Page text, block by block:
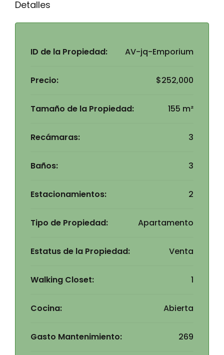
Detalles
ID de la Propiedad: AV-jq-Emporium
Precio: $252,000
Tamaño de la Propiedad: 155 m²
Recámaras: 3
Baños: 3
Estacionamientos: 2
Tipo de Propiedad: Apartamento
Estatus de la Propiedad: Venta
Walking Closet: 1
Cocina: Abierta
Gasto Mantenimiento: 269